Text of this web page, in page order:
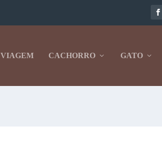
VIAGEM CACHORRO GATO